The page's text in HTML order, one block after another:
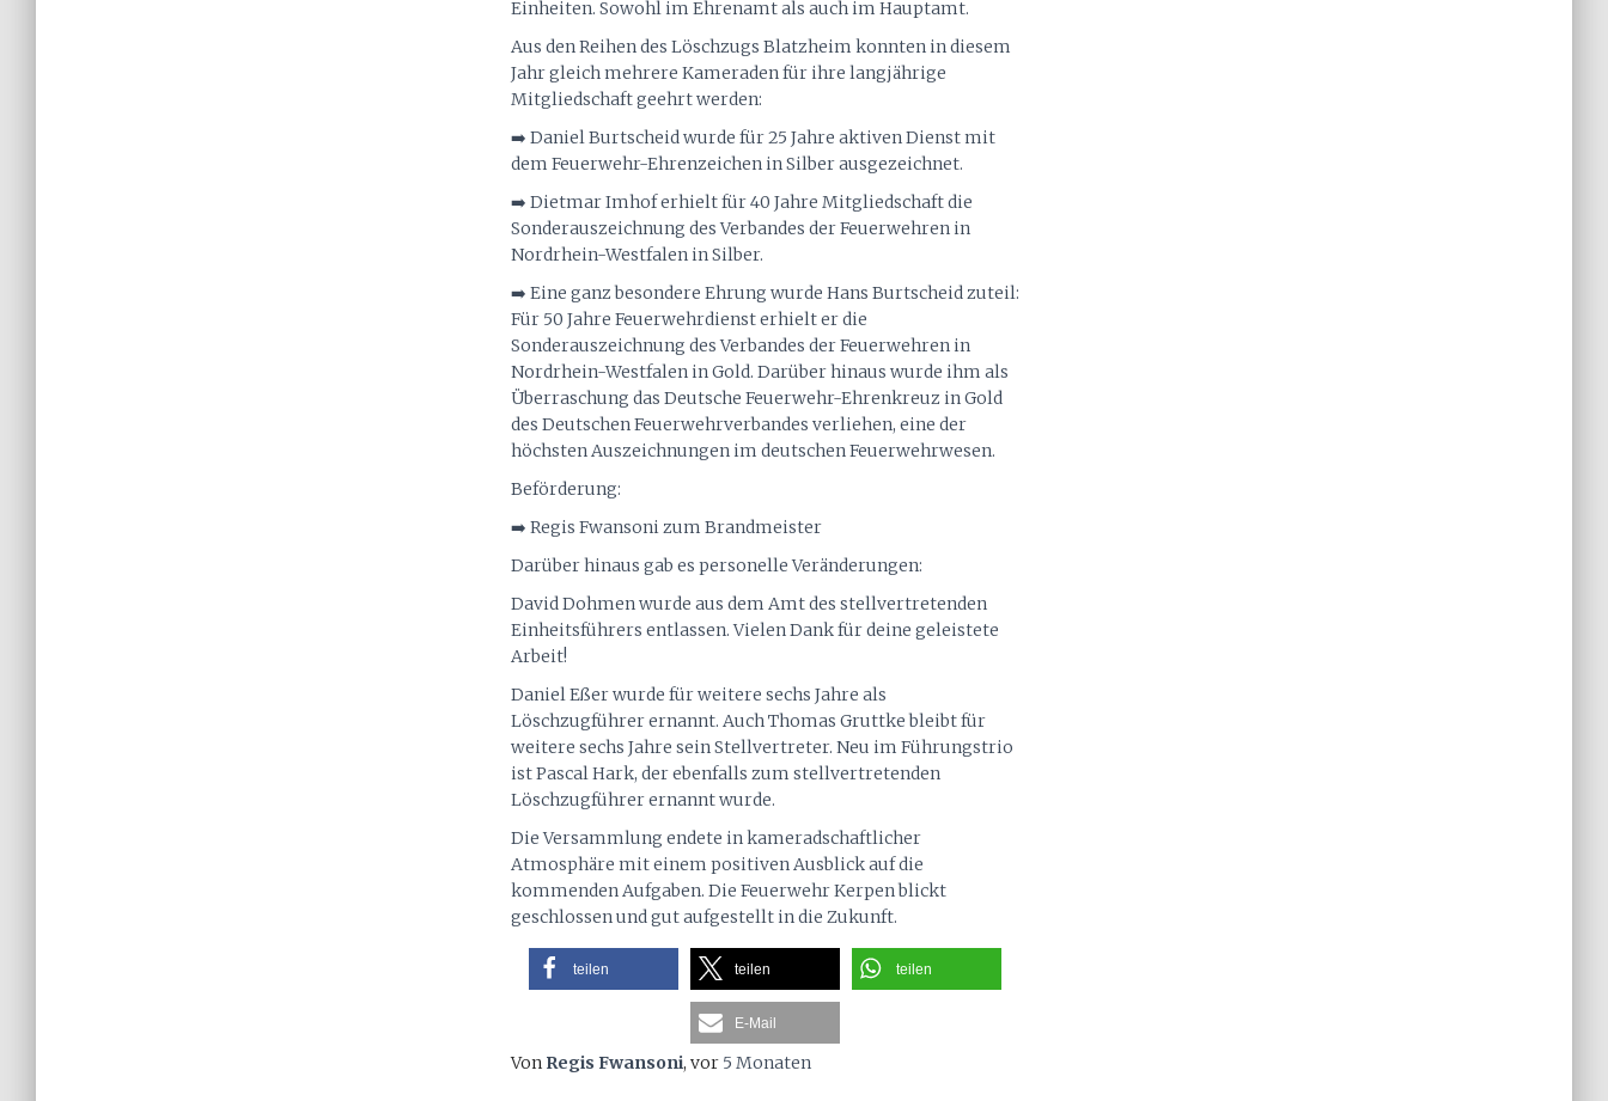
Einheiten. Sowohl im Ehrenamt als auch im Hauptamt.
Aus den Reihen des Löschzugs Blatzheim konnten in diesem
Jahr gleich mehrere Kameraden für ihre langjährige
Mitgliedschaft geehrt werden:
➡️ Daniel Burtscheid wurde für 25 Jahre aktiven Dienst mit
dem Feuerwehr-Ehrenzeichen in Silber ausgezeichnet.
➡️ Dietmar Imhof erhielt für 40 Jahre Mitgliedschaft die
Sonderauszeichnung des Verbandes der Feuerwehren in
Nordrhein-Westfalen in Silber.
➡️ Eine ganz besondere Ehrung wurde Hans Burtscheid zuteil:
Für 50 Jahre Feuerwehrdienst erhielt er die
Sonderauszeichnung des Verbandes der Feuerwehren in
Nordrhein-Westfalen in Gold. Darüber hinaus wurde ihm als
Überraschung das Deutsche Feuerwehr-Ehrenkreuz in Gold
des Deutschen Feuerwehrverbandes verliehen, eine der
höchsten Auszeichnungen im deutschen Feuerwehrwesen.
Beförderung:
➡️ Regis Fwansoni zum Brandmeister
Darüber hinaus gab es personelle Veränderungen:
David Dohmen wurde aus dem Amt des stellvertretenden
Einheitsführers entlassen. Vielen Dank für deine geleistete
Arbeit!
Daniel Eßer wurde für weitere sechs Jahre als
Löschzugführer ernannt. Auch Thomas Gruttke bleibt für
weitere sechs Jahre sein Stellvertreter. Neu im Führungstrio
ist Pascal Hark, der ebenfalls zum stellvertretenden
Löschzugführer ernannt wurde.
Die Versammlung endete in kameradschaftlicher
Atmosphäre mit einem positiven Ausblick auf die
kommenden Aufgaben. Die Feuerwehr Kerpen blickt
geschlossen und gut aufgestellt in die Zukunft.
teilen teilen teilen
E-Mail
Von Regis Fwansoni, vor 5 Monaten